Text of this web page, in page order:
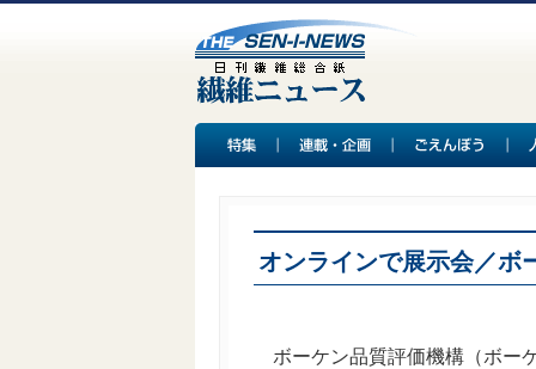
オンラインで展示会／ボ
ボーケン品質評価機構（ボー